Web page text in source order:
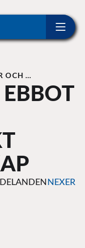
OCH …
NEXER